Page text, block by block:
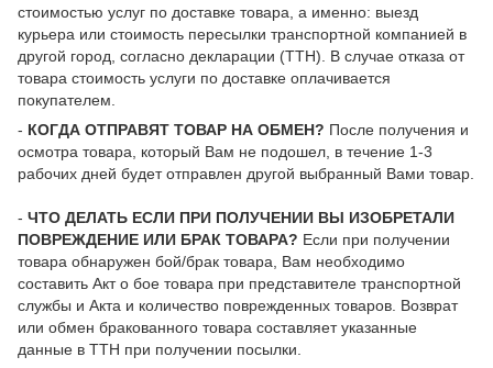
стоимостью услуг по доставке товара, а именно: выезд
курьера или стоимость пересылки транспортной компанией в
другой город, согласно декларации (ТТН). В случае отказа от
товара стоимость услуги по доставке оплачивается
покупателем.
- КОГДА ОТПРАВЯТ ТОВАР НА ОБМЕН? После получения и
осмотра товара, который Вам не подошел, в течение 1-3
рабочих дней будет отправлен другой выбранный Вами товар.
- ЧТО ДЕЛАТЬ ЕСЛИ ПРИ ПОЛУЧЕНИИ ВЫ ИЗОБРЕТАЛИ
ПОВРЕЖДЕНИЕ ИЛИ БРАК ТОВАРА? Если при получении
товара обнаружен бой/брак товара, Вам необходимо
составить Акт о бое товара при представителе транспортной
службы и Акта и количество поврежденных товаров. Возврат
или обмен бракованного товара составляет указанные
данные в ТТН при получении посылки.